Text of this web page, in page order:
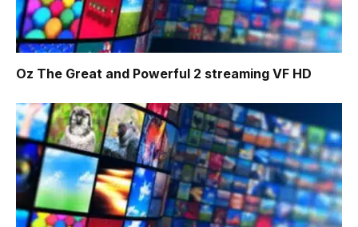
Oz The Great and Powerful 2 streaming VF HD